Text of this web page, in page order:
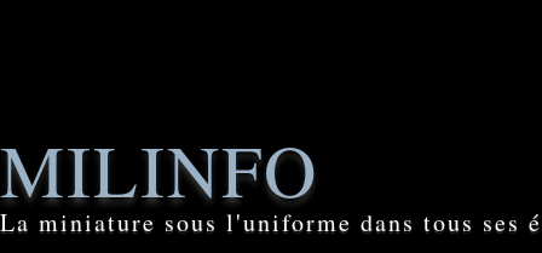
MILINFO
La miniature sous l'uniforme dans tous ses